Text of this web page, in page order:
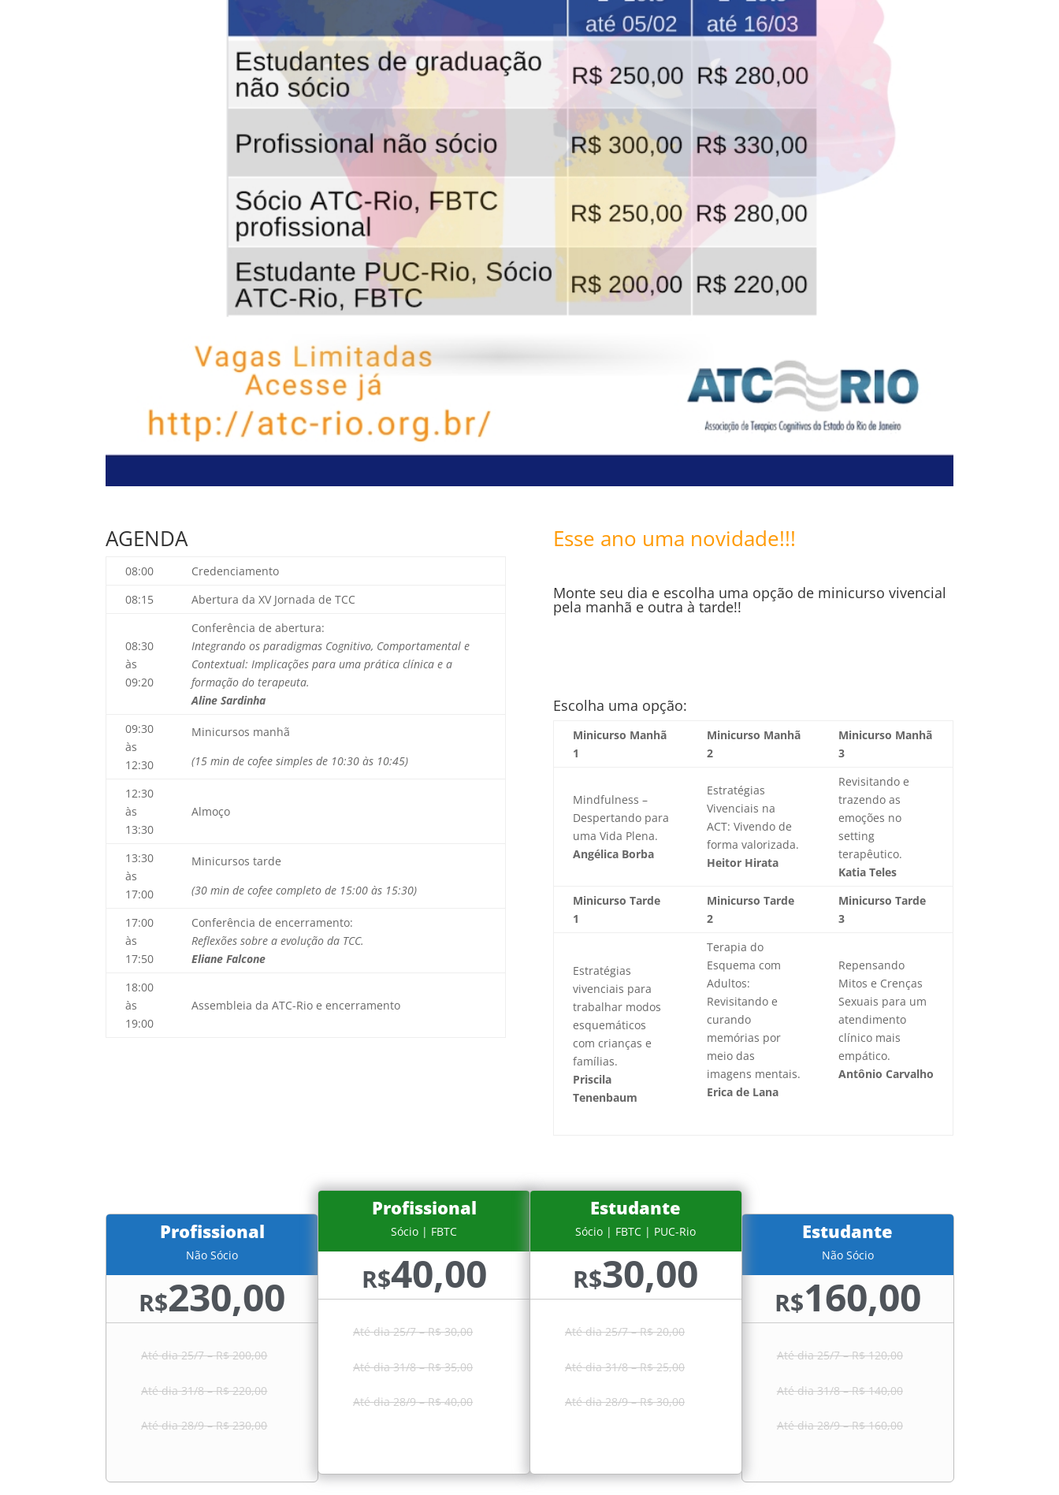
AGENDA
08:00
Credenciamento
08:15
Abertura da XV Jornada de TCC
08:30
às
09:20
Conferência de abertura:
Integrando os paradigmas Cognitivo, Comportamental e
Contextual: Implicações para uma prática clínica e a
formação do terapeuta.
Aline Sardinha
09:30
às
12:30
Minicursos manhã
(15 min de cofee simples de 10:30 às 10:45)
12:30
às
13:30
Almoço
13:30
às
17:00
Minicursos tarde
(30 min de cofee completo de 15:00 às 15:30)
17:00
às
17:50
Conferência de encerramento:
Reflexões sobre a evolução da TCC.
Eliane Falcone
18:00
às
19:00
Assembleia da ATC-Rio e encerramento
Esse ano uma novidade!!!
Monte seu dia e escolha uma opção de minicurso vivencial
pela manhã e outra à tarde!!
Escolha uma opção:
Minicurso Manhã
1
Minicurso Manhã
2
Minicurso Manhã
3
Mindfulness –
Despertando para
uma Vida Plena.
Angélica Borba
Estratégias
Vivenciais na
ACT: Vivendo de
forma valorizada.
Heitor Hirata
Revisitando e
trazendo as
emoções no
setting
terapêutico.
Katia Teles
Minicurso Tarde
1
Minicurso Tarde
2
Minicurso Tarde
3
Estratégias
vivenciais para
trabalhar modos
esquemáticos
com crianças e
famílias.
Priscila
Tenenbaum
Terapia do
Esquema com
Adultos:
Revisitando e
curando
memórias por
meio das
imagens mentais.
Erica de Lana
Repensando
Mitos e Crenças
Sexuais para um
atendimento
clínico mais
empático.
Antônio Carvalho
Profissional
Não Sócio
R$230,00
Até dia 25/7 – R$ 200,00
Até dia 31/8 – R$ 220,00
Até dia 28/9 – R$ 230,00
Profissional
Sócio | FBTC
R$40,00
Até dia 25/7 – R$ 30,00
Até dia 31/8 – R$ 35,00
Até dia 28/9 – R$ 40,00
Estudante
Sócio | FBTC | PUC-Rio
R$30,00
Até dia 25/7 – R$ 20,00
Até dia 31/8 – R$ 25,00
Até dia 28/9 – R$ 30,00
Estudante
Não Sócio
R$160,00
Até dia 25/7 – R$ 120,00
Até dia 31/8 – R$ 140,00
Até dia 28/9 – R$ 160,00